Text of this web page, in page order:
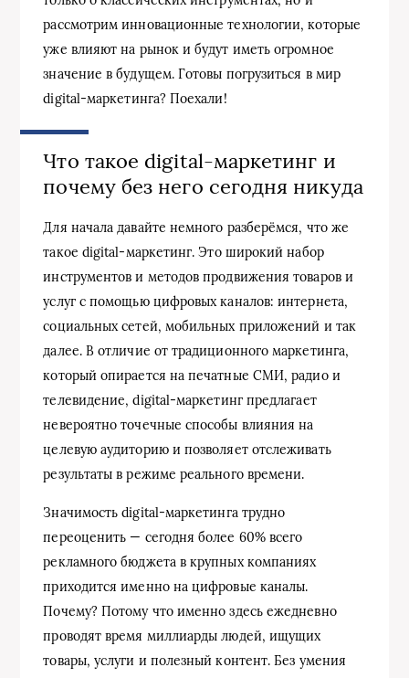
рассмотрим инновационные технологии, которые
уже влияют на рынок и будут иметь огромное
значение в будущем. Готовы погрузиться в мир
digital-маркетинга? Поехали!
Что такое digital-маркетинг и
почему без него сегодня никуда
Для начала давайте немного разберёмся, что же
такое digital-маркетинг. Это широкий набор
инструментов и методов продвижения товаров и
услуг с помощью цифровых каналов: интернета,
социальных сетей, мобильных приложений и так
далее. В отличие от традиционного маркетинга,
который опирается на печатные СМИ, радио и
телевидение, digital-маркетинг предлагает
невероятно точечные способы влияния на
целевую аудиторию и позволяет отслеживать
результаты в режиме реального времени.
Значимость digital-маркетинга трудно
переоценить — сегодня более 60% всего
рекламного бюджета в крупных компаниях
приходится именно на цифровые каналы.
Почему? Потому что именно здесь ежедневно
проводят время миллиарды людей, ищущих
товары, услуги и полезный контент. Без умения